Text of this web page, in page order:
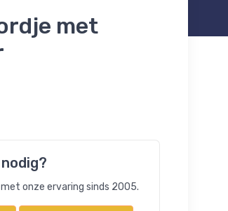
met
onze ervaring sinds 2005.